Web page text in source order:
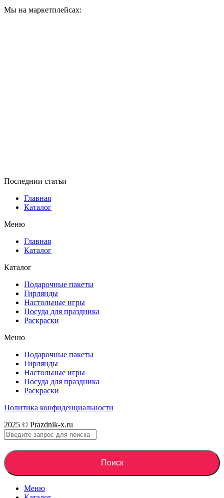
Мы на маркетплейсах:
Последнии статьи
Главная
Каталог
Меню
Главная
Каталог
Каталог
Подарочные пакеты
Гирлянды
Настольные игры
Посуда для праздника
Раскраски
Меню
Подарочные пакеты
Гирлянды
Настольные игры
Посуда для праздника
Раскраски
Политика конфиденциальности
2025 © Prazdnik-x.ru
Поиск
Меню